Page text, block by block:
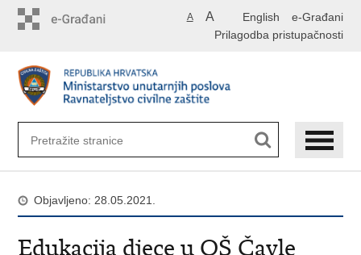
English e-Građani
A A
Prilagodba pristupačnosti
Objavljeno: 28.05.2021.
Edukacija djece u OŠ Čavle